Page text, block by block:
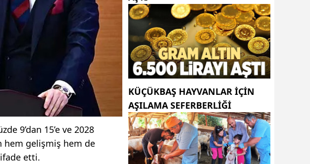
9’dan 15’e ve 2028
hem gelişmiş hem de
etti.
KÜÇÜKBAŞ HAYVANLAR İÇİN
AŞILAMA SEFERBERLİĞİ